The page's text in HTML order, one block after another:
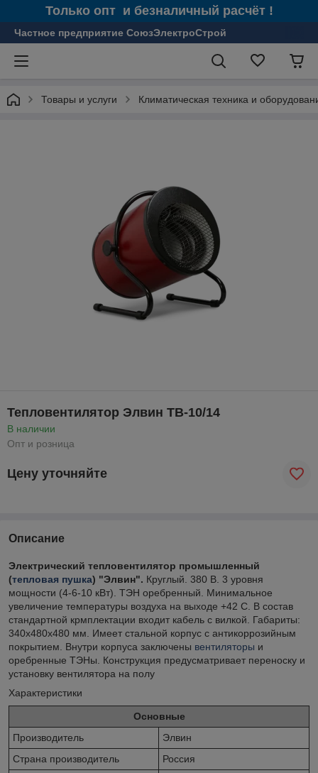
Только опт и безналичный расчёт !
Частное предприятие СоюзЭлектроСтрой
Товары и услуги Климатическая техника и
Тепловентилятор Элвин ТВ-10/14
В наличии
Опт и розница
Цену уточняйте
Описание
Электрический тепловентилятор промышленный
(тепловая пушка) "Элвин". Круглый. 380 В. 3 уровня
мощности (4-6-10 кВт). ТЭН оребренный. Минимальное
увеличение температуры воздуха на выходе +42 С. В состав
стандартной крмплектации входит кабель с вилкой. Габариты:
340х480х480 мм. Имеет стальной корпус с антикоррозийным
покрытием. Внутри корпуса заключены вентиляторы и
оребренные ТЭНы. Конструкция предусматривает переноску и
установку вентилятора на полу
Характеристики
Основные
Производитель
Элвин
Страна производитель
Россия